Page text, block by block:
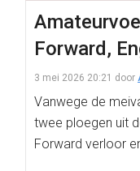
Forward,
3 mei 2026 20:21 door
Vanwege de
twee ploegen uit
Forward verloor